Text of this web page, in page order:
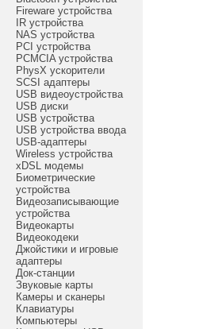
Fireware устройства
IR устройства
NAS устройства
PCI устройства
PCMCIA устройства
PhysX ускорители
SCSI адаптеры
USB видеоустройства
USB диски
USB устройства
USB устройства ввода
USB-адаптеры
Wireless устройства
xDSL модемы
Биометрические
устройства
Видеозаписывающие
устройства
Видеокарты
Видеокодеки
Джойстики и игровые
адаптеры
Док-станции
Звуковые карты
Камеры и сканеры
Клавиатуры
Компьютеры